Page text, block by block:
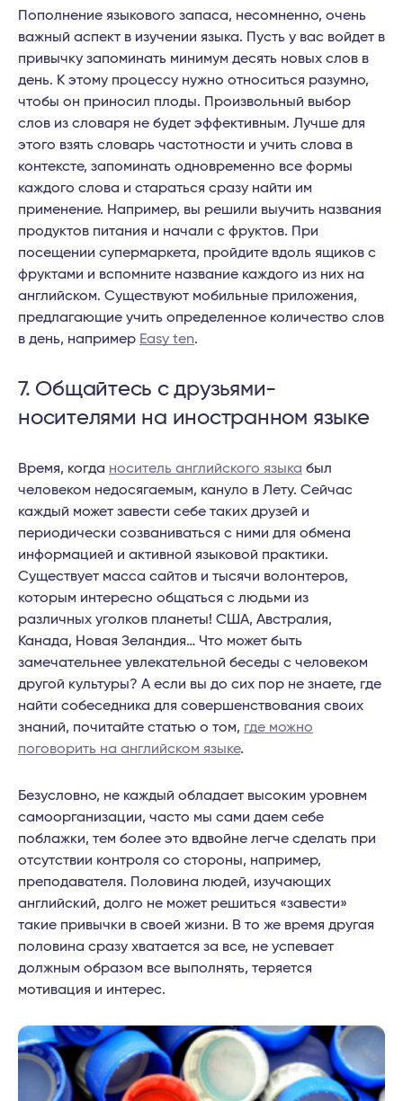
Пополнение языкового запаса, несомненно, очень
важный аспект в изучении языка. Пусть у вас войдет в
привычку запоминать минимум десять новых слов в
день. К этому процессу нужно относиться разумно,
чтобы он приносил плоды. Произвольный выбор
слов из словаря не будет эффективным. Лучше для
этого взять словарь частотности и учить слова в
контексте, запоминать одновременно все формы
каждого слова и стараться сразу найти им
применение. Например, вы решили выучить названия
продуктов питания и начали с фруктов. При
посещении супермаркета, пройдите вдоль ящиков с
фруктами и вспомните название каждого из них на
английском. Существуют мобильные приложения,
предлагающие учить определенное количество слов
в день, например Easy ten.
7. Общайтесь с друзьями-
носителями на иностранном языке
Время, когда носитель английского языка был
человеком недосягаемым, кануло в Лету. Сейчас
каждый может завести себе таких друзей и
периодически созваниваться с ними для обмена
информацией и активной языковой практики.
Существует масса сайтов и тысячи волонтеров,
которым интересно общаться с людьми из
различных уголков планеты! США, Австралия,
Канада, Новая Зеландия… Что может быть
замечательнее увлекательной беседы с человеком
другой культуры? А если вы до сих пор не знаете, где
найти собеседника для совершенствования своих
знаний, почитайте статью о том, где можно
поговорить на английском языке.
Безусловно, не каждый обладает высоким уровнем
самоорганизации, часто мы сами даем себе
поблажки, тем более это вдвойне легче сделать при
отсутствии контроля со стороны, например,
преподавателя. Половина людей, изучающих
английский, долго не может решиться «завести»
такие привычки в своей жизни. В то же время другая
половина сразу хватается за все, не успевает
должным образом все выполнять, теряется
мотивация и интерес.